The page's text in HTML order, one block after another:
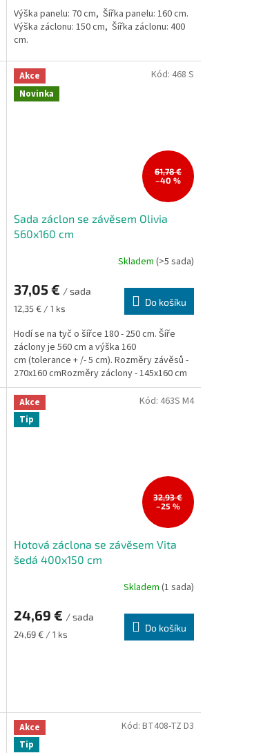
Výška panelu: 70 cm, Šířka panelu: 160 cm.
Výška záclonu: 150 cm, Šířka záclonu: 400
cm.
Akce
Novinka
61,78 €
–40 %
Sada záclon se závěsem Olivia
560x160 cm
Skladem (>5 sada)
37,05 € / sada
Měrná
12,35 € / 1 ks
Do košíku
Hodí se na tyč o šířce 180 - 250 cm. Šíře
záclony je 560 cm a výška 160
cm (tolerance + /- 5 cm). Rozměry závěsů -
270x160 cmRozměry záclony - 145x160 cm
(2 ks) Rozměry jsou...
Kód: 468 S
Akce
Tip
32,93 €
–25 %
Hotová záclona se závěsem Vita
šedá 400x150 cm
Skladem (1 sada)
24,69 € / sada
Měrná
24,69 € / 1 ks
Do košíku
Kód: 463S M4
Akce
Tip
Kód: BT408-TZ D3